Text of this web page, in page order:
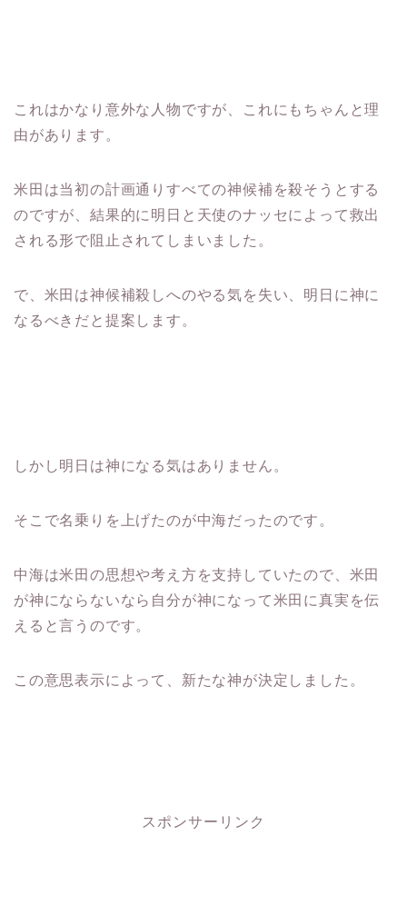
これはかなり意外な人物ですが、これにもちゃんと理
由があります。
米田は当初の計画通りすべての神候補を殺そうとする
のですが、結果的に明日と天使のナッセによって救出
される形で阻止されてしまいました。
で、米田は神候補殺しへのやる気を失い、明日に神に
なるべきだと提案します。
しかし明日は神になる気はありません。
そこで名乗りを上げたのが中海だったのです。
中海は米田の思想や考え方を支持していたので、米田
が神にならないなら自分が神になって米田に真実を伝
えると言うのです。
この意思表示によって、新たな神が決定しました。
スポンサーリンク